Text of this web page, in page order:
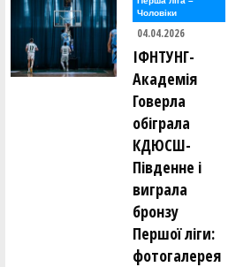
Чоловiки
04.04.2026
ІФНТУНГ-
Академія
Говерла
обіграла
КДЮСШ-
Південне і
виграла
бронзу
Першої ліги:
фотогалерея